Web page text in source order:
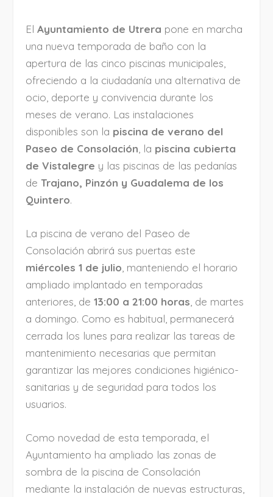
ElAyuntamiento de Utrera pone en marcha
una nueva temporada de baño con la
apertura de las cinco piscinas municipales,
ofreciendo a la ciudadanía una alternativa de
ocio, deporte y convivencia durante los
meses de verano. Las instalaciones
disponibles son la piscina de verano del
Paseo de Consolación , la piscina cubierta
de Vistalegre y las piscinas de las pedanías
deTrajano, Pinzón y Guadalema de los
Quintero.
La piscina de verano del Paseo de
Consolación abrirá sus puertas este
miércoles 1 de julio , manteniendo el horario
ampliado implantado en temporadas
anteriores, de13:00 a 21:00 horas , de martes
a domingo. Como es habitual, permanecerá
cerrada los lunes para realizar las tareas de
mantenimiento necesarias que permitan
garantizar las mejores condiciones higiénico-
sanitarias y de seguridad para todos los
usuarios.
Como novedad de esta temporada, el
Ayuntamiento ha ampliado las zonas de
sombra de la piscina de Consolación
mediante la instalación de nuevas estructuras,